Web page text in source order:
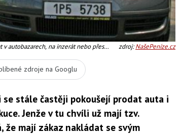
autobazarech, na inzerát nebo přes
cenových
zdroj:NašePeníze.cz
zdroje na Googlu
se stále častěji pokoušejí prodat auta i
Jenže v tu chvíli už mají tzv.
mají zákaz nakládat se svým